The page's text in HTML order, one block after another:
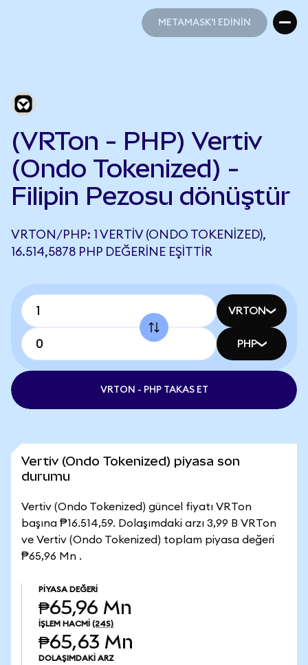
METAMASK'I EDİNİN
(VRTon - PHP) Vertiv
(Ondo Tokenized) -
Filipin Pezosu dönüştür
VRTON/PHP: 1 VERTIV (ONDO TOKENIZED),
16.514,5878 PHP DEĞERINE EŞITTIR
VRTON
PHP
VRTON - PHP TAKAS ET
Vertiv (Ondo Tokenized) piyasa son
durumu
Vertiv (Ondo Tokenized) güncel fiyatı VRTon
başına ₱16.514,59. Dolaşımdaki arzı 3,99 B VRTon
ve Vertiv (Ondo Tokenized) toplam piyasa değeri
₱65,96 Mn .
PIYASA DEĞERI
₱65,96 Mn
İŞLEM HACMI (24S)
₱65,63 Mn
DOLAŞIMDAKI ARZ